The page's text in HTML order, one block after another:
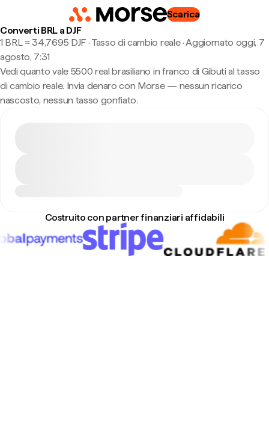
Scarica
Converti BRL a DJF
1 BRL ≈ 34,7695 DJF · Tasso di cambio reale·Aggiornato oggi, 7
agosto, 7:31
Vedi quanto vale 5500 real brasiliano in franco di Gibuti al tasso
di cambio reale. Invia denaro con Morse — nessun ricarico
nascosto, nessun tasso gonfiato.
Costruito con partner finanziari affidabili